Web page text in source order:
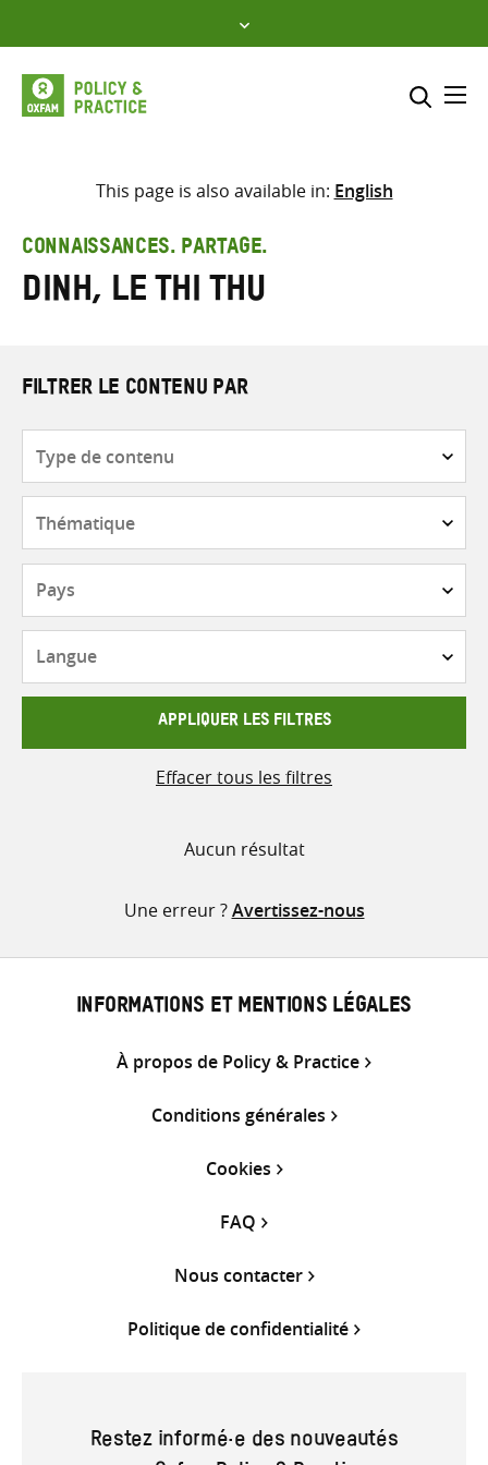
to
content
Sélectionner l’emplacement
Saisir
les
termes
This page is also available in: English
CONNAISSANCES. PARTAGE.
Dinh, Le Thi Thu
FILTRER LE CONTENU PAR
contenu
APPLIQUER LES FILTRES
Effacer tous les filtres
Aucun résultat
Une erreur ?Avertissez-nous
INFORMATIONS ET MENTIONS LÉGALES
À propos de Policy & Practice
Conditions générales
Cookies
FAQ
Nous contacter
Politique de confidentialité
Restez informé·e des nouveautés